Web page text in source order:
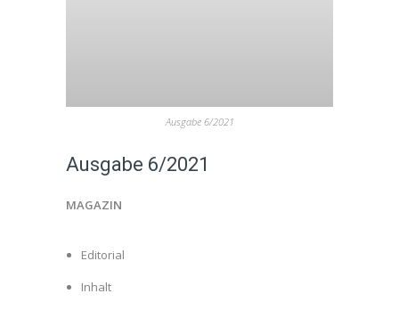
Ausgabe 6/2021
Ausgabe 6/2021
MAGAZIN
Editorial
Inhalt